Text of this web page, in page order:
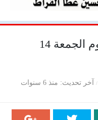
أسعار العملات الاجنبية اليوم الجمعة 14
آخر تحديث منذ 6 سنوات